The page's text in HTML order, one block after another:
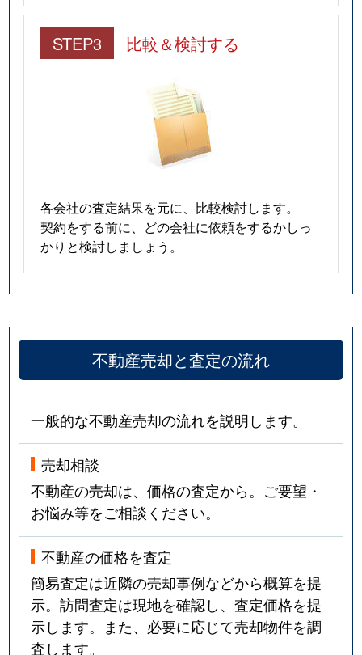
STEP3 比較＆検討する
各会社の査定結果を元に、比較検討します。
契約をする前に、どの会社に依頼をするかしっ
かりと検討しましょう。
不動産売却と査定の流れ
一般的な不動産売却の流れを説明します。
売却相談
不動産の売却は、価格の査定から。ご要望・
お悩み等をご相談ください。
不動産の価格を査定
簡易査定は近隣の売却事例などから概算を提
示。訪問査定は現地を確認し、査定価格を提
示します。また、必要に応じて売却物件を調
査します。